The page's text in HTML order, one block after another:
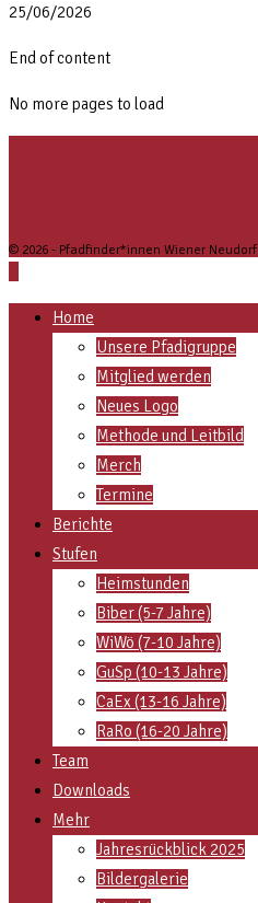
25/06/2026
End of content
No more pages to load
© 2026 - Pfadfinder*innen Wiener Neudorf
Home
Unsere Pfadigruppe
Mitglied werden
Neues Logo
Methode und Leitbild
Merch
Termine
Berichte
Stufen
Heimstunden
Biber (5-7 Jahre)
WiWö (7-10 Jahre)
GuSp (10-13 Jahre)
CaEx (13-16 Jahre)
RaRo (16-20 Jahre)
Team
Downloads
Mehr
Jahresrückblick 2025
Bildergalerie